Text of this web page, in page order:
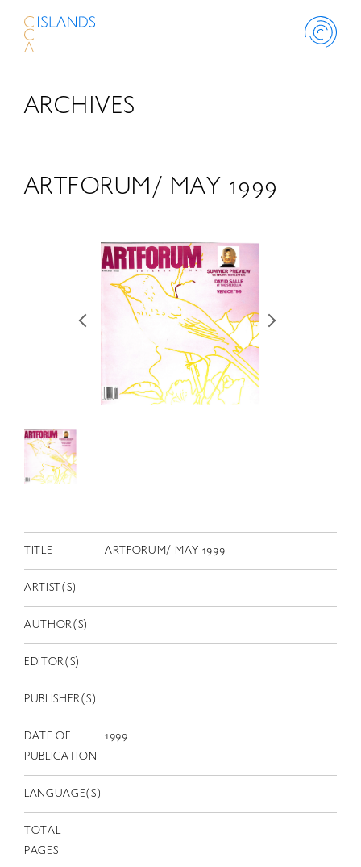
ABOUT
SCHOLARSHIP
RETRACE
出演者
出版物
JP
ARCHIVES
ARTFORUM/ MAY 1999
TITLE ARTFORUM/ MAY 1999
ARTIST(S)
AUTHOR(S)
EDITOR(S)
PUBLISHER(S)
DATE OF
PUBLICATION
1999
LANGUAGE(S)
TOTAL
PAGES